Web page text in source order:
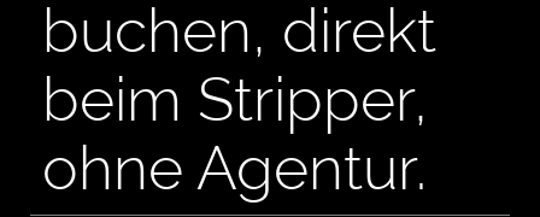
buchen, direkt
beim Stripper,
ohne Agentur.